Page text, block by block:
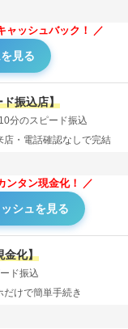
ャッシュバック！
見る
ド振込店】
分のスピード振込
店・電話確認なしで完結
ンタン現金化！
シュを見る
金化】
ド振込
だけで簡単手続き